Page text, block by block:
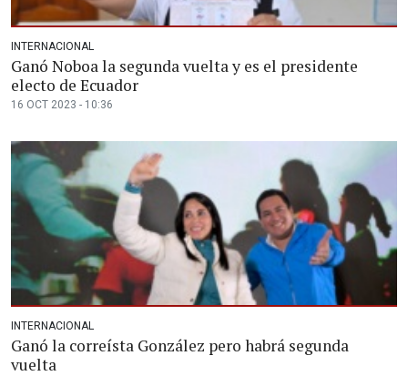
INTERNACIONAL
Ganó Noboa la segunda vuelta y es el presidente
electo de Ecuador
16 OCT 2023 - 10:36
INTERNACIONAL
Ganó la correísta González pero habrá segunda
vuelta